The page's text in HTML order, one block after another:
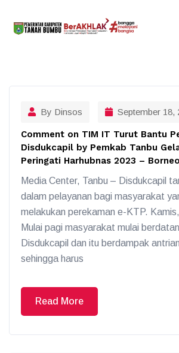
By Dinsos September 18,
Comment on TIM IT Turut Bantu
Disdukcapil by Pemkab Tanbu
Peringati Harhubnas 2023 –
Media Center, Tanbu – Disdukcapil
dalam pelayanan bagi masyarakat
melakukan perekaman e-KTP.
Mulai pagi masyarakat mulai
Disdukcapil dan itu berdampak
sehingga harus
Read More